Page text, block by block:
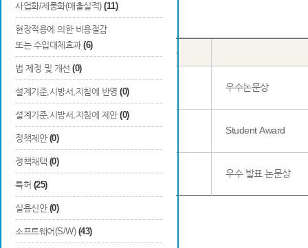
사업화/제품화(매출실적) (11)
현장적용에 의한 비용절감
또는 수입대체효과 (6)
법 제정 및 개선 (0)
설계기준,시방서,지침에 반영 (0)
설계기준,시방서,지침에 제안 (0)
정책제안 (0)
정책채택 (0)
특허 (25)
실용신안 (0)
소프트웨어(S/W) (43)
Total3건
번호 국내/국외
1 국내 우수논문상
2 국외 Student Award
3 국내 우수 발표 논문상